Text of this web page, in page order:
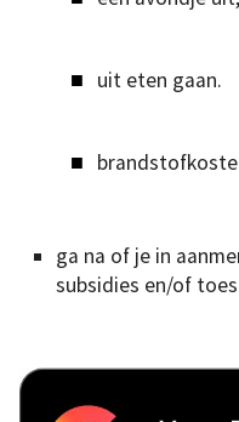
uit eten gaan.
ga na of je in
subsidies en/of